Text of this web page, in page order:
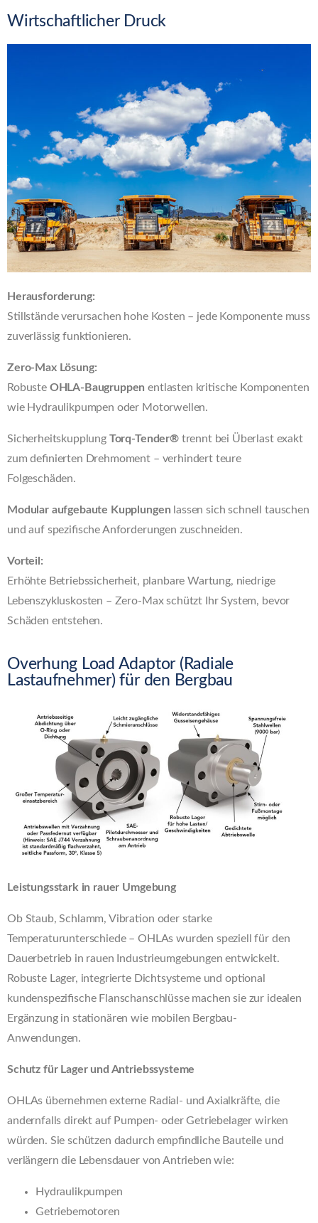
Wirtschaftlicher Druck
Herausforderung:
Stillstände verursachen hohe Kosten – jede Komponente muss
zuverlässig funktionieren.
Zero-Max Lösung:
RobusteOHLA-Baugruppen entlasten kritische Komponenten
wie Hydraulikpumpen oder Motorwellen.
SicherheitskupplungTorq-Tender®trennt bei Überlast exakt
zum definierten Drehmoment – verhindert teure
Folgeschäden.
Modular aufgebaute Kupplungen lassen sich schnell tauschen
und auf spezifische Anforderungen zuschneiden.
Vorteil:
Erhöhte Betriebssicherheit, planbare Wartung, niedrige
Lebenszykluskosten – Zero-Max schützt Ihr System, bevor
Schäden entstehen.
Overhung Load Adaptor (Radiale
Lastaufnehmer) für den Bergbau
Leistungsstark in rauer Umgebung
Ob Staub, Schlamm, Vibration oder starke
Temperaturunterschiede – OHLAs wurden speziell für den
Dauerbetrieb in rauen Industrieumgebungen entwickelt.
Robuste Lager, integrierte Dichtsysteme und optional
kundenspezifische Flanschanschlüsse machen sie zur idealen
Ergänzung in stationären wie mobilen Bergbau-
Anwendungen.
Schutz für Lager und Antriebssysteme
OHLAs übernehmen externe Radial- und Axialkräfte, die
andernfalls direkt auf Pumpen- oder Getriebelager wirken
würden. Sie schützen dadurch empfindliche Bauteile und
verlängern die Lebensdauer von Antrieben wie:
Hydraulikpumpen
Getriebemotoren